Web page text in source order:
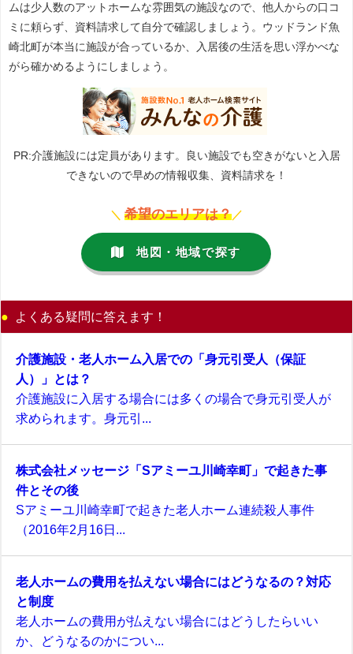
ムは少人数のアットホームな雰囲気の施設なので、他人からの口コ
ミに頼らず、資料請求して自分で確認しましょう。ウッドランド魚
崎北町が本当に施設が合っているか、入居後の生活を思い浮かべな
がら確かめるようにしましょう。
PR:介護施設には定員があります。良い施設でも空きがないと入居
できないので早めの情報収集、資料請求を！
＼ 希望のエリアは？ ／
地図・地域で探す
よくある疑問に答えます！
介護施設・老人ホーム入居での「身元引受人（保証
人）」とは？
介護施設に入居する場合には多くの場合で身元引受人が
求められます。身元引...
株式会社メッセージ「Sアミーユ川崎幸町」で起きた事
件とその後
Sアミーユ川崎幸町で起きた老人ホーム連続殺人事件
（2016年2月16日...
老人ホームの費用を払えない場合にはどうなるの？対応
と制度
老人ホームの費用が払えない場合にはどうしたらいい
か、どうなるのかについ...